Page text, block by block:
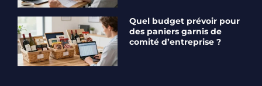
Quel budget prévoir pour
des paniers garnis de
comité d’entreprise ?